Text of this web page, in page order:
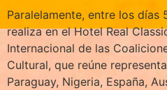
Paralelamente, entre los días
realiza en el Hotel Real
Internacional de las
Cultural, que reúne
Paraguay, Nigeria, España,